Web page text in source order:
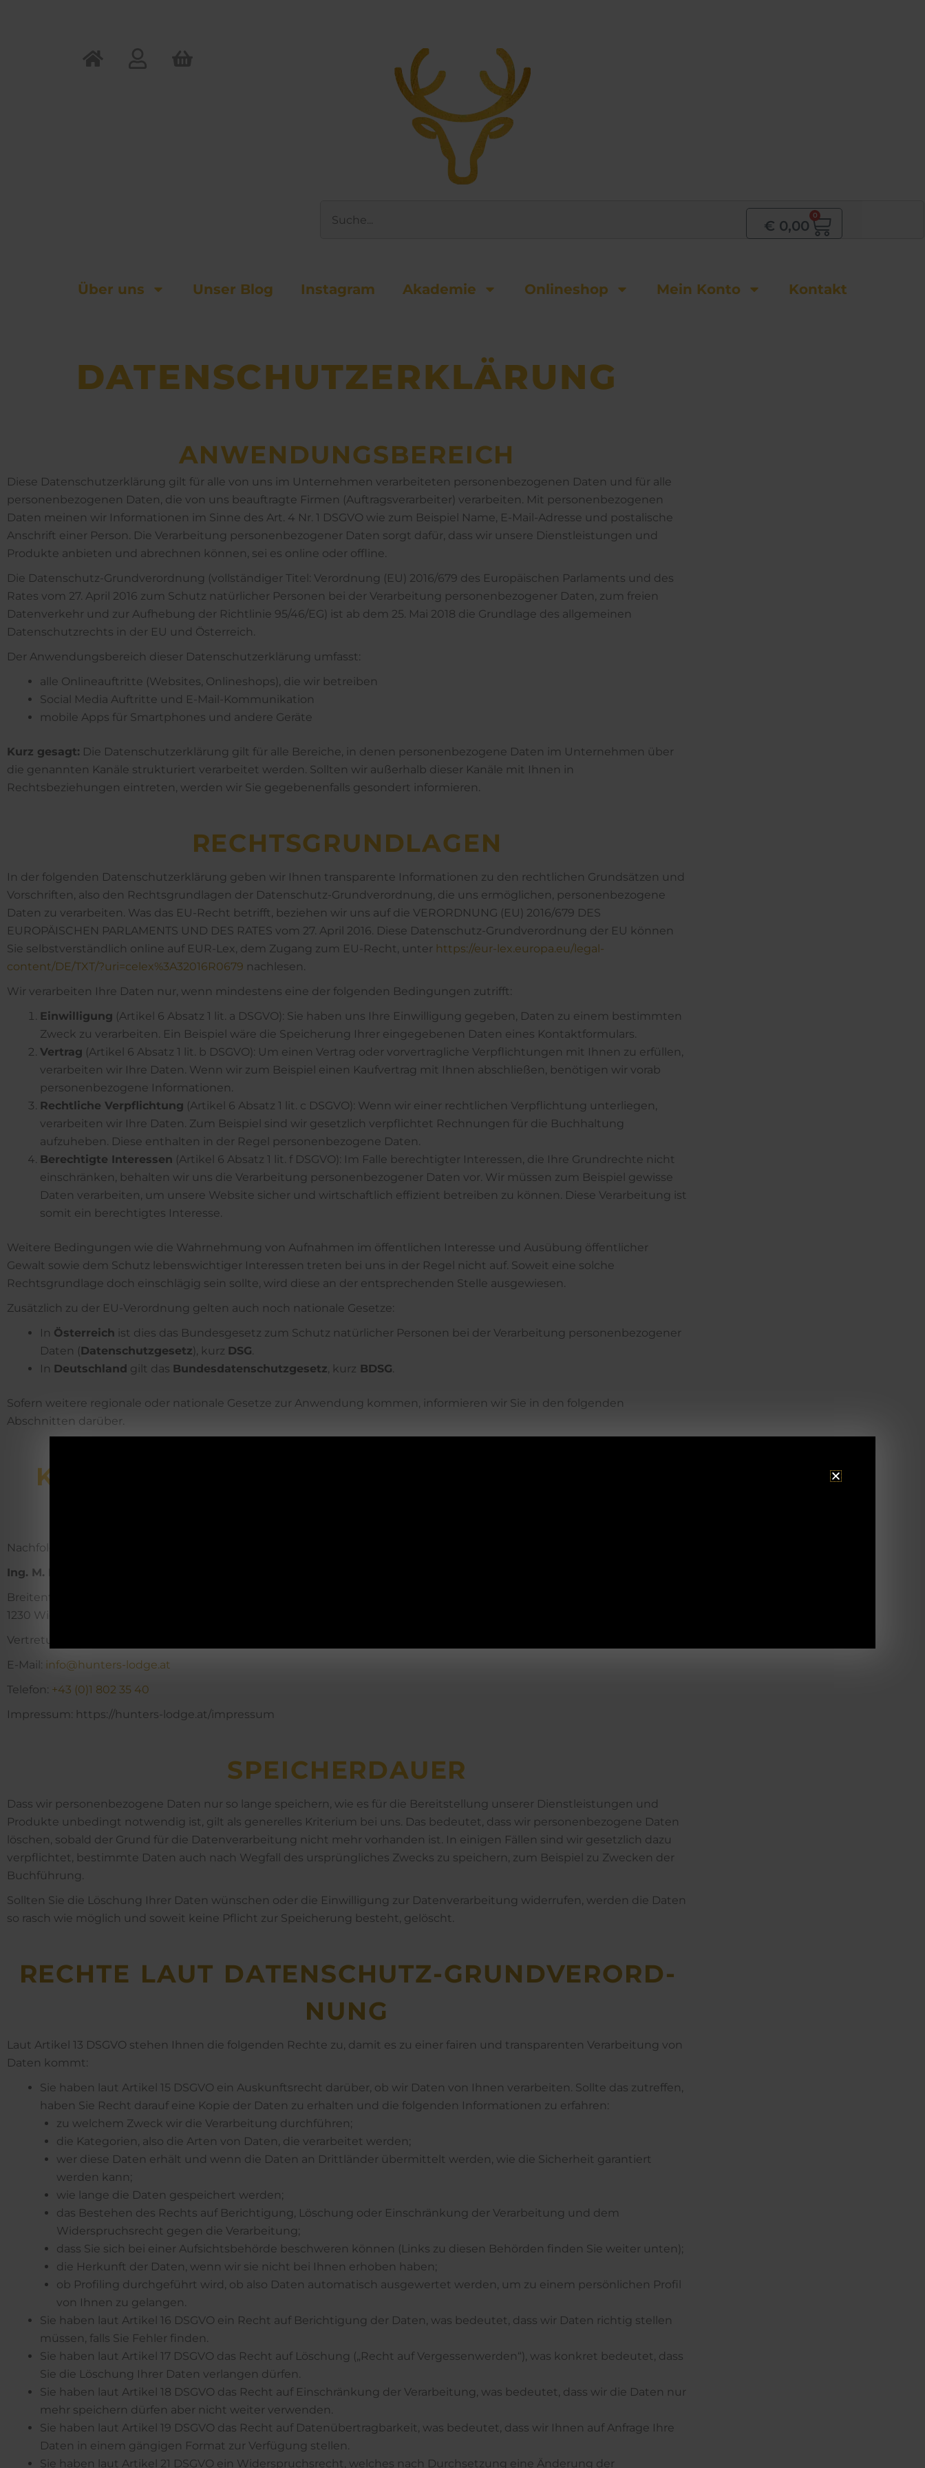
€ 0,00
0
Über uns Unser Blog Insta­gram Akademie Onlineshop Mein Konto Kontakt
DATEN­SCHUTZ­ERKLÄR­UNG
AN­WEND­UNGS­BEREICH
Diese Datenschutzerklärung gilt für alle von uns im Unternehmen verarbeiteten personenbezogenen Daten und für alle
personenbezogenen Daten, die von uns beauftragte Firmen (Auftragsverarbeiter) verarbeiten. Mit personenbezogenen
Daten meinen wir Informationen im Sinne des Art. 4 Nr. 1 DSGVO wie zum Beispiel Name, E-Mail-Adresse und postalische
Anschrift einer Person. Die Verarbeitung personenbezogener Daten sorgt dafür, dass wir unsere Dienstleistungen und
Produkte anbieten und abrechnen können, sei es online oder offline.
Die Datenschutz-Grundverordnung (vollständiger Titel: Verordnung (EU) 2016/679 des Europäischen Parlaments und des
Rates vom 27. April 2016 zum Schutz natürlicher Personen bei der Verarbeitung personenbezogener Daten, zum freien
Datenverkehr und zur Aufhebung der Richtlinie 95/46/EG) ist ab dem 25. Mai 2018 die Grundlage des allgemeinen
Datenschutzrechts in der EU und Österreich.
Der Anwendungsbereich dieser Datenschutzerklärung umfasst:
alle Onlineauftritte (Websites, Onlineshops), die wir betreiben
Social Media Auftritte und E-Mail-Kommunikation
mobile Apps für Smartphones und andere Geräte
Kurz gesagt: Die Datenschutzerklärung gilt für alle Bereiche, in denen personenbezogene Daten im Unternehmen über
die genannten Kanäle strukturiert verarbeitet werden. Sollten wir außerhalb dieser Kanäle mit Ihnen in
Rechtsbeziehungen eintreten, werden wir Sie gegebenenfalls gesondert informieren.
RECHTS­GRUND­LAGEN
In der folgenden Datenschutzerklärung geben wir Ihnen transparente Informationen zu den rechtlichen Grundsätzen und
Vorschriften, also den Rechtsgrundlagen der Datenschutz-Grundverordnung, die uns ermöglichen, personenbezogene
Daten zu verarbeiten. Was das EU-Recht betrifft, beziehen wir uns auf die VERORDNUNG (EU) 2016/679 DES
EUROPÄISCHEN PARLAMENTS UND DES RATES vom 27. April 2016. Diese Datenschutz-Grundverordnung der EU können
Sie selbstverständlich online auf EUR-Lex, dem Zugang zum EU-Recht, unter https://eur-lex.europa.eu/legal-
content/DE/TXT/?uri=celex%3A32016R0679 nachlesen.
Wir verarbeiten Ihre Daten nur, wenn mindestens eine der folgenden Bedingungen zutrifft:
Einwilligung (Artikel 6 Absatz 1 lit. a DSGVO): Sie haben uns Ihre Einwilligung gegeben, Daten zu einem bestimmten
Zweck zu verarbeiten. Ein Beispiel wäre die Speicherung Ihrer eingegebenen Daten eines Kontaktformulars.
Vertrag (Artikel 6 Absatz 1 lit. b DSGVO): Um einen Vertrag oder vorvertragliche Verpflichtungen mit Ihnen zu erfüllen,
verarbeiten wir Ihre Daten. Wenn wir zum Beispiel einen Kaufvertrag mit Ihnen abschließen, benötigen wir vorab
personenbezogene Informationen.
Rechtliche Verpflichtung (Artikel 6 Absatz 1 lit. c DSGVO): Wenn wir einer rechtlichen Verpflichtung unterliegen,
verarbeiten wir Ihre Daten. Zum Beispiel sind wir gesetzlich verpflichtet Rechnungen für die Buchhaltung
aufzuheben. Diese enthalten in der Regel personenbezogene Daten.
Berechtigte Interessen (Artikel 6 Absatz 1 lit. f DSGVO): Im Falle berechtigter Interessen, die Ihre Grundrechte nicht
einschränken, behalten wir uns die Verarbeitung personenbezogener Daten vor. Wir müssen zum Beispiel gewisse
Daten verarbeiten, um unsere Website sicher und wirtschaftlich effizient betreiben zu können. Diese Verarbeitung ist
somit ein berechtigtes Interesse.
Weitere Bedingungen wie die Wahrnehmung von Aufnahmen im öffentlichen Interesse und Ausübung öffentlicher
Gewalt sowie dem Schutz lebenswichtiger Interessen treten bei uns in der Regel nicht auf. Soweit eine solche
Rechtsgrundlage doch einschlägig sein sollte, wird diese an der entsprechenden Stelle ausgewiesen.
Zusätzlich zu der EU-Verordnung gelten auch noch nationale Gesetze:
In Österreich ist dies das Bundesgesetz zum Schutz natürlicher Personen bei der Verarbeitung personenbezogener
Daten (Datenschutzgesetz), kurz DSG.
In Deutschland gilt das Bundesdatenschutzgesetz, kurz BDSG.
Sofern weitere regionale oder nationale Gesetze zur Anwendung kommen, informieren wir Sie in den folgenden
Abschnitten darüber.
KONTAKT­DATEN DES DATEN­SCHUTZ­BE­AUF­
Nachfolgend finden Sie die Kontaktdaten des Daten­schutz­be­auf­tragten:
Ing. M. Kronsteiner GmbH
Breitenfurter Straße 199
1230 Wien – Österreich
Vertretungsberechtigt: Karoline Kronsteiner
E-Mail: info@hunters-lodge.at
Telefon: +43 (0)1 802 35 40
Impressum: https://hunters-lodge.at/impressum
SPEI­CHER­­DAUER
Dass wir personenbezogene Daten nur so lange speichern, wie es für die Bereitstellung unserer Dienstleistungen und
Produkte unbedingt notwendig ist, gilt als generelles Kriterium bei uns. Das bedeutet, dass wir personenbezogene Daten
löschen, sobald der Grund für die Datenverarbeitung nicht mehr vorhanden ist. In einigen Fällen sind wir gesetzlich dazu
verpflichtet, bestimmte Daten auch nach Wegfall des ursprüngliches Zwecks zu speichern, zum Beispiel zu Zwecken der
Buchführung.
Sollten Sie die Löschung Ihrer Daten wünschen oder die Einwilligung zur Datenverarbeitung widerrufen, werden die Daten
so rasch wie möglich und soweit keine Pflicht zur Speicherung besteht, gelöscht.
RECHTE LAUT DATEN­SCHUTZ-GRUND­VER­ORD­
NUNG
Laut Artikel 13 DSGVO stehen Ihnen die folgenden Rechte zu, damit es zu einer fairen und transparenten Verarbeitung von
Daten kommt:
Sie haben laut Artikel 15 DSGVO ein Auskunftsrecht darüber, ob wir Daten von Ihnen verarbeiten. Sollte das zutreffen,
haben Sie Recht darauf eine Kopie der Daten zu erhalten und die folgenden Informationen zu erfahren:
zu welchem Zweck wir die Verarbeitung durchführen;
die Kategorien, also die Arten von Daten, die verarbeitet werden;
wer diese Daten erhält und wenn die Daten an Drittländer übermittelt werden, wie die Sicherheit garantiert
werden kann;
wie lange die Daten gespeichert werden;
das Bestehen des Rechts auf Berichtigung, Löschung oder Einschränkung der Verarbeitung und dem
Widerspruchsrecht gegen die Verarbeitung;
dass Sie sich bei einer Aufsichtsbehörde beschweren können (Links zu diesen Behörden finden Sie weiter unten);
die Herkunft der Daten, wenn wir sie nicht bei Ihnen erhoben haben;
ob Profiling durchgeführt wird, ob also Daten automatisch ausgewertet werden, um zu einem persönlichen Profil
von Ihnen zu gelangen.
Sie haben laut Artikel 16 DSGVO ein Recht auf Berichtigung der Daten, was bedeutet, dass wir Daten richtig stellen
müssen, falls Sie Fehler finden.
Sie haben laut Artikel 17 DSGVO das Recht auf Löschung („Recht auf Vergessenwerden“), was konkret bedeutet, dass
Sie die Löschung Ihrer Daten verlangen dürfen.
Sie haben laut Artikel 18 DSGVO das Recht auf Einschränkung der Verarbeitung, was bedeutet, dass wir die Daten nur
mehr speichern dürfen aber nicht weiter verwenden.
Sie haben laut Artikel 19 DSGVO das Recht auf Datenübertragbarkeit, was bedeutet, dass wir Ihnen auf Anfrage Ihre
Daten in einem gängigen Format zur Verfügung stellen.
Sie haben laut Artikel 21 DSGVO ein Widerspruchsrecht, welches nach Durchsetzung eine Änderung der